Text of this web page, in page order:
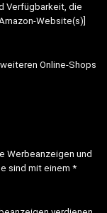
Verfügbarkeit, die
Website(s)]
Online-Shops
Werbeanzeigen und
sind mit einem *